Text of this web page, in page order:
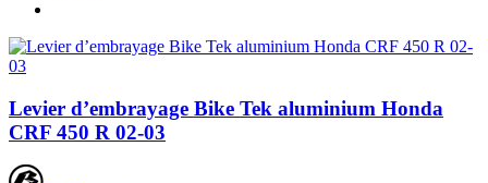
Levier d’embrayage Bike Tek aluminium Honda
CRF 450 R 02-03